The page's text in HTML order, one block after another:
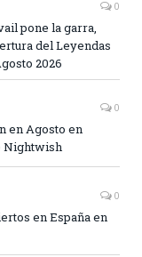
0
pone la garra,
del Leyendas
2026
0
en Agosto en
Nightwish
0
en España en